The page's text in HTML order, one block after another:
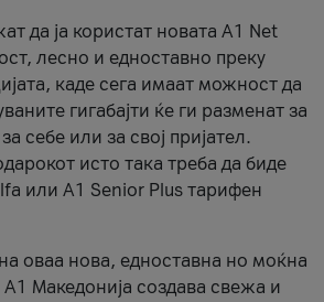
да ја користат новата А1 Net
лесно и едноставно преку
каде сега имаат можност да
гигабајти ќе ги разменат за
себе или за свој пријател.
исто така треба да биде
или A1 Senior Plus тарифен
оваа нова, едноставна но моќна
Македонија создава свежа и